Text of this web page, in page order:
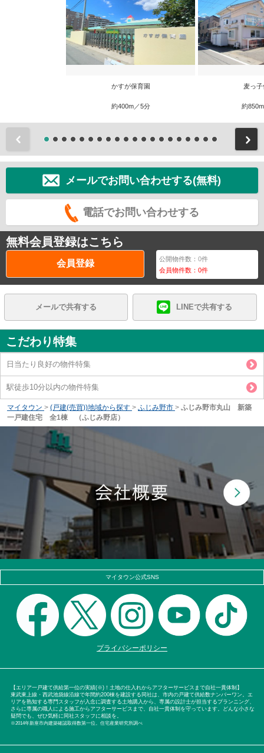
かすが保育園
約400m／5分
麦っ子
約
メールでお問い合わせする(無料)
電話でお問い合わせする
無料会員登録はこちら
会員登録 公開物件数：0件
会員物件数：0件
メールで共有する LINEで共有する
こだわり特集
日当たり良好の物件特集
駅徒歩10分以内の物件特集
マイタウン > (戸建(売買))地域から探す > ふじみ野市 > ふじみ野市丸山 新築
一戸建住宅 全1棟 （ふじみ野店）
マイタウン公式SNS
プライバシーポリシー
【エリア一戸建て供給第一位の実績(※)！土地の仕入れからアフターサービスまで自社一貫体制】
東武東上線・西武池袋線沿線で年間約200棟を建設する同社は、市内の戸建て供給数ナンバーワン。エ
リアを熟知する専門スタッフが入念に調査する土地購入から、専属の設計士が担当するプランニング、
さらに専属の職人による施工からアフターサービスまで、自社一貫体制を守っています。どんな小さな
疑問でも、ぜひ気軽に同社スタッフに相談を。
※2014年新座市内建築確認取得数第一位。住宅産業研究所調べ